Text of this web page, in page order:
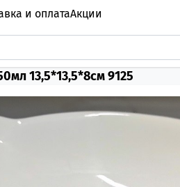
и оплатаАкции
13,5*13,5*8см 9125